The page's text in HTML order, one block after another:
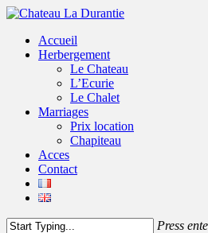
Accueil
Herbergement
Le Chateau
L’Ecurie
Le Chalet
Marriages
Prix location
Chapiteau
Acces
Contact
Press